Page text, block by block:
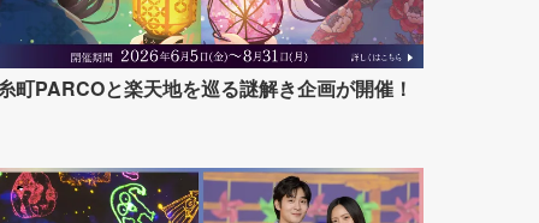
町PARCOと楽天地を巡る謎解き企画が開催！